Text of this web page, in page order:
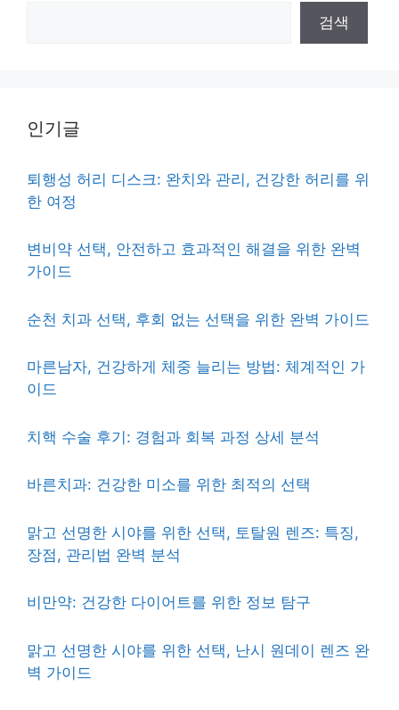
검색
인기글
퇴행성 허리 디스크: 완치와 관리, 건강한 허리를 위
한 여정
변비약 선택, 안전하고 효과적인 해결을 위한 완벽
가이드
순천 치과 선택, 후회 없는 선택을 위한 완벽 가이드
마른남자, 건강하게 체중 늘리는 방법: 체계적인 가
이드
치핵 수술 후기: 경험과 회복 과정 상세 분석
바른치과: 건강한 미소를 위한 최적의 선택
맑고 선명한 시야를 위한 선택, 토탈원 렌즈: 특징,
장점, 관리법 완벽 분석
비만약: 건강한 다이어트를 위한 정보 탐구
맑고 선명한 시야를 위한 선택, 난시 원데이 렌즈 완
벽 가이드